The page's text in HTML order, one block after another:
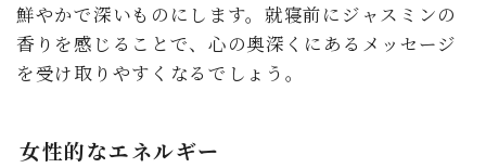
鮮やかで深いものにします。就寝前にジャスミンの
香りを感じることで、心の奥深くにあるメッセージ
を受け取りやすくなるでしょう。
女性的なエネルギー